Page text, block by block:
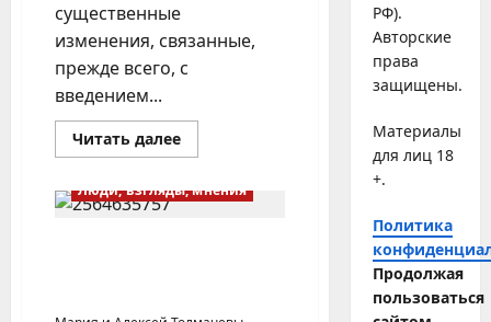
существенные
изменения, связанные,
прежде всего, с
введением...
Читать далееПрочитать
больше
образование
Люди, взгляды, мнения
РФ).
Авторские
права
защищены.
Материалы
для лиц 18
+.
Политика
Продолжая
пользоваться